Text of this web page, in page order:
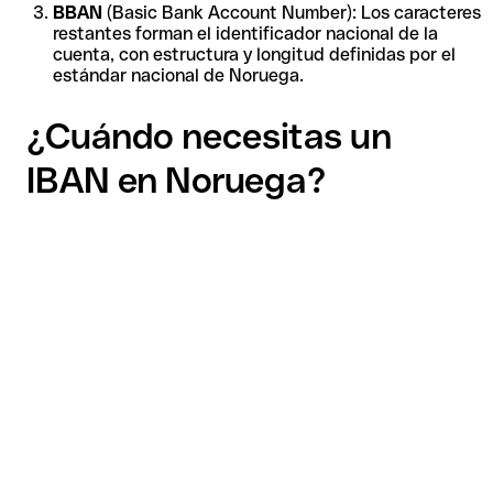
BBAN (Basic Bank Account Number): Los caracteres
restantes forman el identificador nacional de la
cuenta, con estructura y longitud definidas por el
estándar nacional de Noruega.
¿Cuándo necesitas un
IBAN en Noruega?